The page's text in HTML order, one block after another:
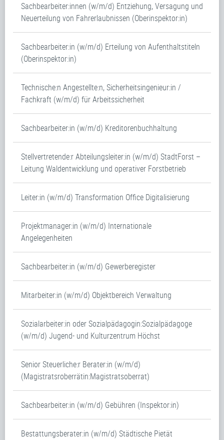
Sachbearbeiter:innen (w/m/d) Entziehung, Versagung und
Neuerteilung von Fahrerlaubnissen (Oberinspektor:in)
Sachbearbeiter:in (w/m/d) Erteilung von Aufenthaltstiteln
(Oberinspektor:in)
Technische:n Angestellte:n, Sicherheitsingenieur:in /
Fachkraft (w/m/d) für Arbeitssicherheit
Sachbearbeiter:in (w/m/d) Kreditorenbuchhaltung
Stellvertretende:r Abteilungsleiter:in (w/m/d) StadtForst –
Leitung Waldentwicklung und operativer Forstbetrieb
Leiter:in (w/m/d) Transformation Office Digitalisierung
Projektmanager:in (w/m/d) Internationale
Angelegenheiten
Sachbearbeiter:in (w/m/d) Gewerberegister
Mitarbeiter:in (w/m/d) Objektbereich Verwaltung
Sozialarbeiter:in oder Sozialpädagogin:Sozialpädagoge
(w/m/d) Jugend- und Kulturzentrum Höchst
Senior Steuerliche:r Berater:in (w/m/d)
(Magistratsroberrätin:Magistratsoberrat)
Sachbearbeiter:in (w/m/d) Gebühren (Inspektor:in)
Bestattungsberater:in (w/m/d) Städtische Pietät